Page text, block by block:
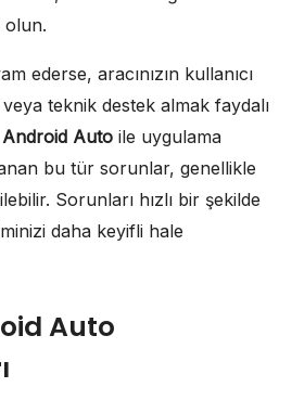
olun.
ederse, aracınızın kullanıcı
teknik destek almak faydalı
Android Auto ile uygulama
bu tür sorunlar, genellikle
Sorunları hızlı bir şekilde
daha keyifli hale
Auto